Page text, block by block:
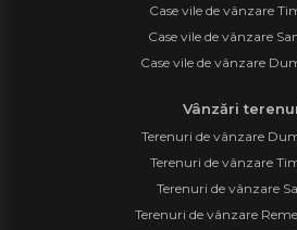
Case vile de vânzare
Case vile de vânzare
Case vile de vânzare
Vânzări
Terenuri de vânzare
Terenuri de vânzare
Terenuri de vânzare
Terenuri de vânzare